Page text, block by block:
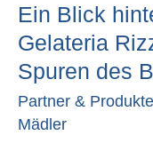
Ein Blick
Gelateria
Spuren des
Partner & Produkte
Mädler
die
Kulissen
in
der
Gelateria